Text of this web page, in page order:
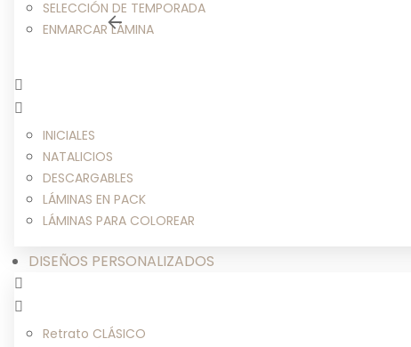
SELECCIÓN DE TEMPORADA
ENMARCAR LÁMINA
INICIALES
NATALICIOS
DESCARGABLES
LÁMINAS EN PACK
LÁMINAS PARA COLOREAR
DISEÑOS PERSONALIZADOS
Retrato CLÁSICO